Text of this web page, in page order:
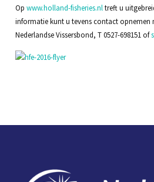
Op www.holland-fisheries.nltreft u
informatie kunt u tevens contact opnemen
Nederlandse Vissersbond, T 0527-698151 of